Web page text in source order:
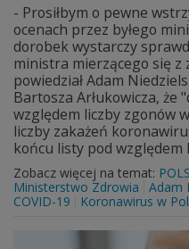
- Prosiłbym o pewne
ocenach przez byłego
dorobek wystarczy
ministra mierzącego się z
powiedział Adam
Bartosza Arłukowicza, że
względem liczby zgonów
liczby zakażeń
końcu listy pod względem
Zobacz więcej na temat:
Ministerstwo Zdrowia
Adam
COVID-19
Koronawirus w